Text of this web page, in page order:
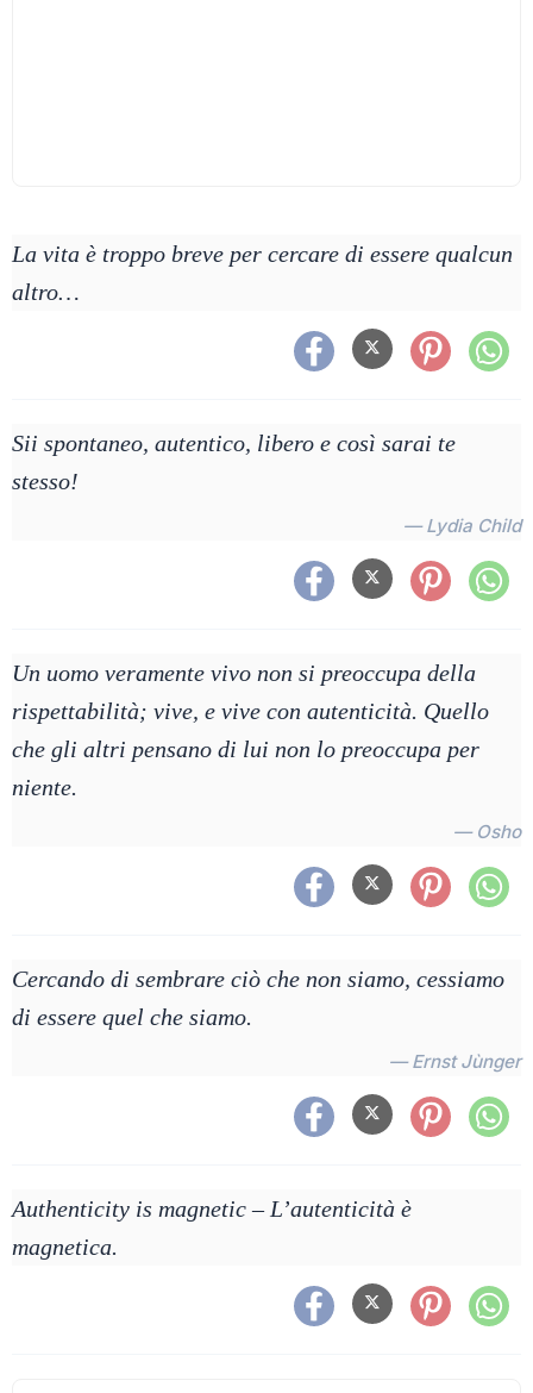
La vita è troppo breve per cercare di essere qualcun
altro…
Sii spontaneo, autentico, libero e così sarai te
stesso!
— Lydia Child
Un uomo veramente vivo non si preoccupa della
rispettabilità; vive, e vive con autenticità. Quello
che gli altri pensano di lui non lo preoccupa per
niente.
— Osho
Cercando di sembrare ciò che non siamo, cessiamo
di essere quel che siamo.
— Ernst Jùnger
Authenticity is magnetic – L’autenticità è
magnetica.